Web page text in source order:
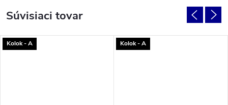
Súvisiaci tovar
Kolok - A Kolok - A